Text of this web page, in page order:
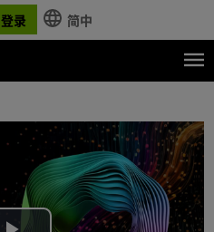
登录 简中